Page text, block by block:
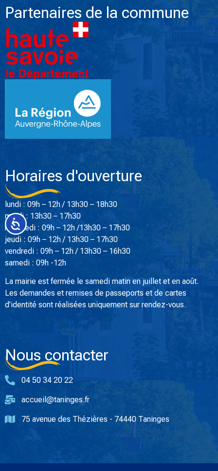
Accessibilité
Partenaires de la commune
Horaires d'ouverture
lundi : 09h – 12h / 13h30 – 18h30
mardi : 13h30 – 17h30
mercredi : 09h – 12h /13h30 – 17h30
jeudi : 09h – 12h / 13h30 – 17h30
vendredi : 09h – 12h / 13h30 – 16h30
samedi : 09h -12h
La mairie est fermée le samedi matin en juillet et en août.
Les demandes et remises de passeports et de cartes
d’identité sont réalisées uniquement sur rendez-vous.
Nous contacter
04 50 34 20 22
accueil@taninges.fr
75 avenue des Thézières - 74440 Taninges